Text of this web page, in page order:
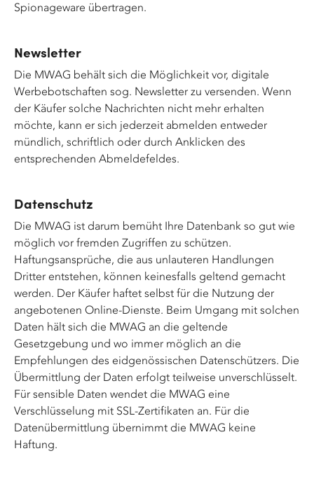
Spionageware übertragen.
Newsletter
Die MWAG behält sich die Möglichkeit vor, digitale
Werbebotschaften sog. Newsletter zu versenden. Wenn
der Käufer solche Nachrichten nicht mehr erhalten
möchte, kann er sich jederzeit abmelden entweder
mündlich, schriftlich oder durch Anklicken des
entsprechenden Abmeldefeldes.
Datenschutz
Die MWAG ist darum bemüht Ihre Datenbank so gut wie
möglich vor fremden Zugriffen zu schützen.
Haftungsansprüche, die aus unlauteren Handlungen
Dritter entstehen, können keinesfalls geltend gemacht
werden. Der Käufer haftet selbst für die Nutzung der
angebotenen Online-Dienste. Beim Umgang mit solchen
Daten hält sich die MWAG an die geltende
Gesetzgebung und wo immer möglich an die
Empfehlungen des eidgenössischen Datenschützers. Die
Übermittlung der Daten erfolgt teilweise unverschlüsselt.
Für sensible Daten wendet die MWAG eine
Verschlüsselung mit SSL-Zertifikaten an. Für die
Datenübermittlung übernimmt die MWAG keine
Haftung.